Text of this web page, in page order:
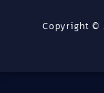
1940
Copyright ©